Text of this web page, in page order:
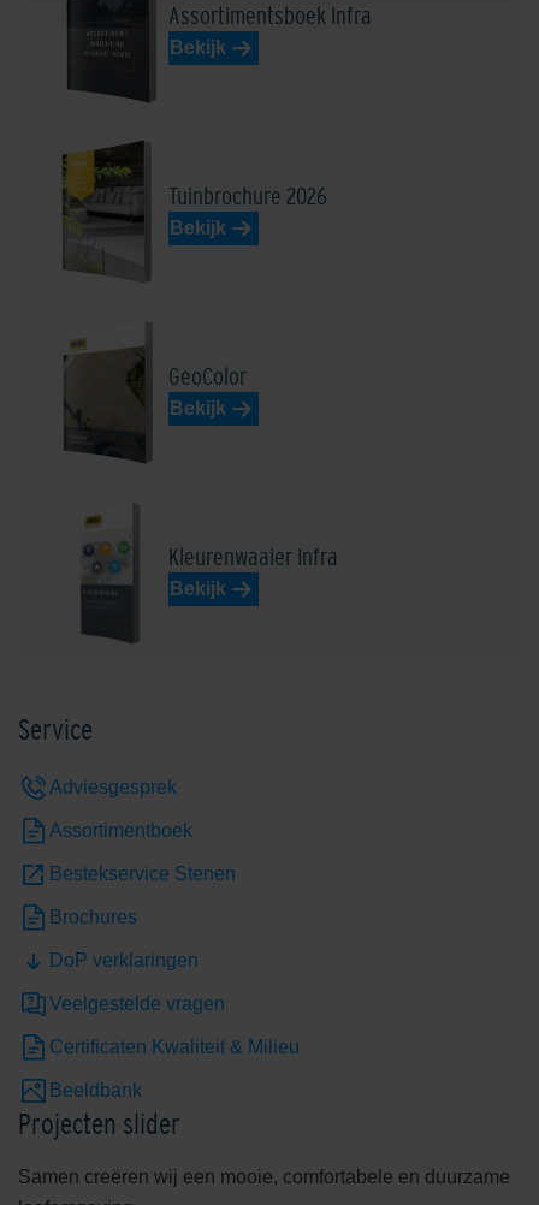
Edel Rood-Bruin
Edelbasaltzwart
Edeldonkerbruin
Assortimentsboek Infra
Bekijk
Tuinbrochure 2026
Bekijk
GeoColor
Bekijk
Kleurenwaaier Infra
Bekijk
Service
Adviesgesprek
Assortimentboek
Bestekservice Stenen
Brochures
DoP verklaringen
Veelgestelde vragen
Certificaten Kwaliteit & Milieu
Beeldbank
Projecten slider
Samen creëren wij een mooie, comfortabele en duurzame